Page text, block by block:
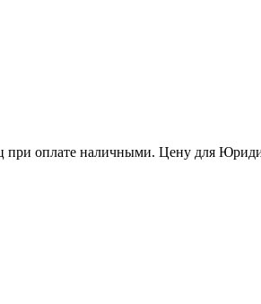
при оплате наличными. Цену для